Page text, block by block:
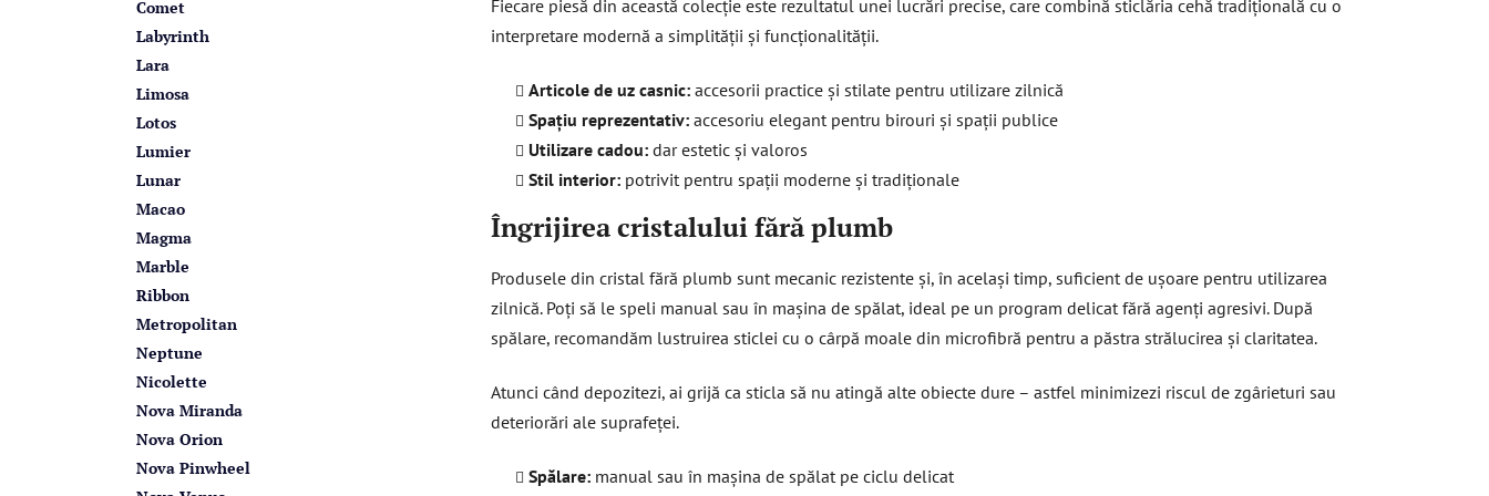
Comet
Labyrinth
Lara
Limosa
Lotos
Lumier
Lunar
Macao
Magma
Marble
Ribbon
Metropolitan
Neptune
Nicolette
Nova Miranda
Nova Orion
Nova Pinwheel
Fiecare piesă din această colecție este rezultatul unei lucrări precise, care combină sticlăria cehă tradițională cu o
interpretare modernă a simplității și funcționalității.
Articole de uz casnic: accesorii practice și stilate pentru utilizare zilnică
Spațiu reprezentativ: accesoriu elegant pentru birouri și spații publice
Utilizare cadou: dar estetic și valoros
Stil interior: potrivit pentru spații moderne și tradiționale
Îngrijirea cristalului fără plumb
Produsele din cristal fără plumb sunt mecanic rezistente și, în același timp, suficient de ușoare pentru utilizarea
zilnică. Poți să le speli manual sau în mașina de spălat, ideal pe un program delicat fără agenți agresivi. După
spălare, recomandăm lustruirea sticlei cu o cârpă moale din microfibră pentru a păstra strălucirea și claritatea.
Atunci când depozitezi, ai grijă ca sticla să nu atingă alte obiecte dure – astfel minimizezi riscul de zgârieturi sau
deteriorări ale suprafeței.
Spălare: manual sau în mașina de spălat pe ciclu delicat